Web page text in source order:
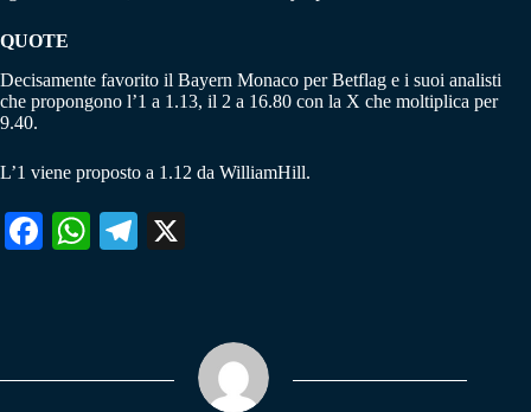
QUOTE
Decisamente favorito il Bayern Monaco per Betflag e i suoi analisti
che propongono l’1 a 1.13, il 2 a 16.80 con la X che moltiplica per
9.40.
L’1 viene proposto a 1.12 da WilliamHill.
Fa W
pp
Te
m